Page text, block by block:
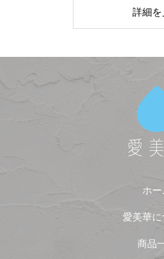
詳細を
ホー
愛美華に
商品